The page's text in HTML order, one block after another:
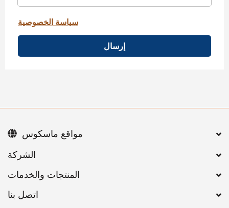
سياسة الخصوصية
إرسال
اتصل بنا
مواقع ماسكوس